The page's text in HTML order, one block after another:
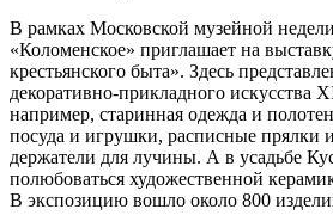
В рамках Московской музейной
«Коломенское» приглашает на
крестьянского быта». Здесь
декоративно-прикладного искусства
например, старинная одежда и
посуда и игрушки, расписные прялки
держатели для лучины. А в усадьбе
полюбоваться художественной
В экспозицию вошло около 800